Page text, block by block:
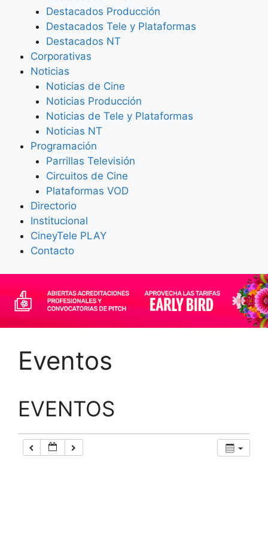
Destacados Producción
Destacados Tele y Plataformas
Destacados NT
Corporativas
Noticias
Noticias de Cine
Noticias Producción
Noticias de Tele y Plataformas
Noticias NT
Programación
Parrillas Televisión
Circuitos de Cine
Plataformas VOD
Directorio
Institucional
CineyTele PLAY
Contacto
Eventos
EVENTOS